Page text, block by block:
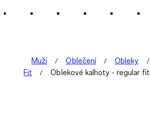
Muži Oblečení Obleky
Fit
Oblekové kalhoty - regular fit